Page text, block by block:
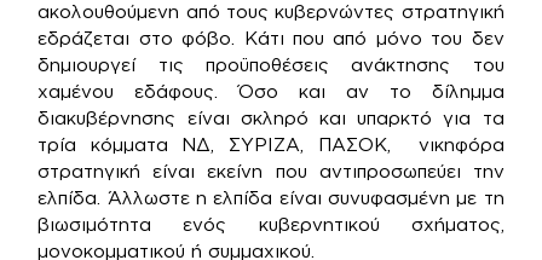
ακολουθούμενη από τους κυβερνώντες στρατηγική
εδράζεται στο φόβο. Κάτι που από μόνο του δεν
δημιουργεί τις προϋποθέσεις ανάκτησης του
χαμένου εδάφους. Όσο και αν το δίλημμα
διακυβέρνησης είναι σκληρό και υπαρκτό για τα
τρία κόμματα ΝΔ, ΣΥΡΙΖΑ, ΠΑΣΟΚ, νικηφόρα
στρατηγική είναι εκείνη που αντιπροσωπεύει την
ελπίδα. Άλλωστε η ελπίδα είναι συνυφασμένη με τη
βιωσιμότητα ενός κυβερνητικού σχήματος,
μονοκομματικού ή συμμαχικού.